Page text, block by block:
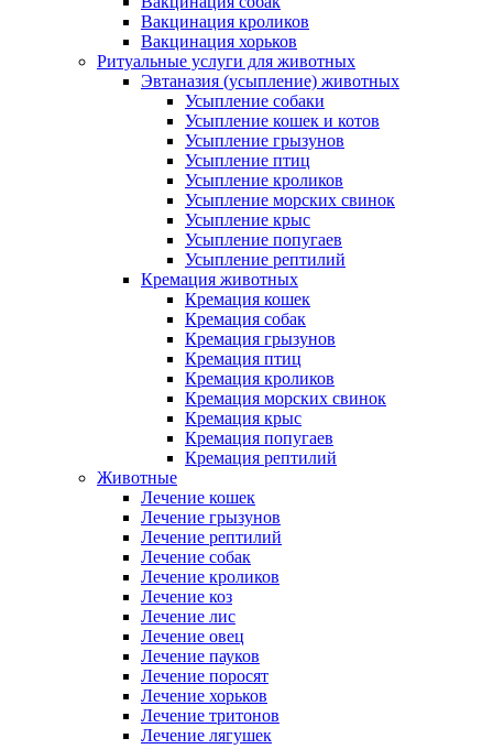
Вакцинация кроликов
Вакцинация хорьков
Ритуальные услуги для животных
Эвтаназия (усыпление) животных
Усыпление собаки
Усыпление кошек и котов
Усыпление грызунов
Усыпление птиц
Усыпление кроликов
Усыпление морских свинок
Усыпление крыс
Усыпление попугаев
Усыпление рептилий
Кремация животных
Кремация кошек
Кремация собак
Кремация грызунов
Кремация птиц
Кремация кроликов
Кремация морских свинок
Кремация крыс
Кремация попугаев
Кремация рептилий
Животные
Лечение кошек
Лечение грызунов
Лечение рептилий
Лечение собак
Лечение кроликов
Лечение коз
Лечение лис
Лечение овец
Лечение пауков
Лечение поросят
Лечение хорьков
Лечение тритонов
Лечение лягушек